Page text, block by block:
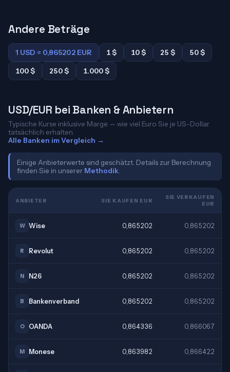
Andere Beträge
1 USD = 0,865202 EUR 1 $ 10 $ 25 $
50 $
100 $
250 $ 1.000 $
USD/EUR bei Banken & Anbietern
Typische Kurse inklusive Marge — wie viel Euro Sie je US-Dollar
tatsächlich erhalten.
Alle Banken im Vergleich →
Einige Anbieterwerte sind geschätzt. Details zur Berechnung
finden Sie in unserer Methodik
ANBIETER SIE KAUFEN EUR
SIE VERKAUFEN
EUR
W Wise 0,865202 0,865202
R Revolut 0,865202 0,865202
N N26 0,865202 0,865202
B Bankenverband 0,865202 0,865202
O OANDA 0,864336 0,866067
M Monese 0,863982 0,866422